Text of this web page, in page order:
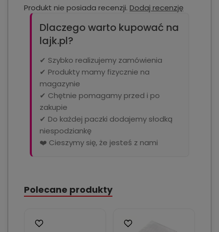
Produkt nie posiada recenzji. Dodaj recenzję
Dlaczego warto kupować na
lajk.pl?
✔ Szybko realizujemy zamówienia
✔ Produkty mamy fizycznie na
magazynie
✔ Chętnie pomagamy przed i po
zakupie
✔ Do każdej paczki dodajemy słodką
niespodziankę
❤️ Cieszymy się, że jesteś z nami
Polecane produkty